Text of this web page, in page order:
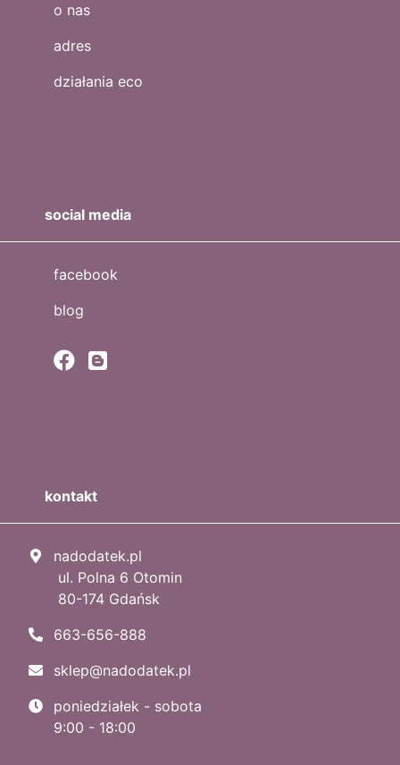
o nas
adres
działania eco
social media
facebook
blog
kontakt
nadodatek.pl
ul. Polna 6 Otomin
80-174 Gdańsk
663-656-888
sklep@nadodatek.pl
poniedziałek - sobota
9:00 - 18:00